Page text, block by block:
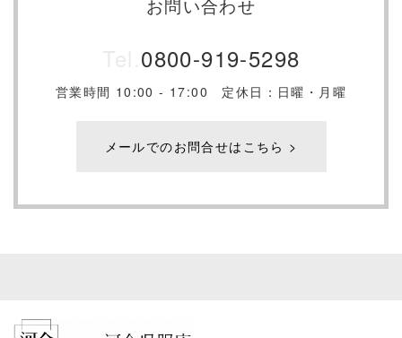
お問い合わせ
0800-919-5298
営業時間 10:00 - 17:00 定休日：日曜・月曜
メールでのお問合せはこちら >